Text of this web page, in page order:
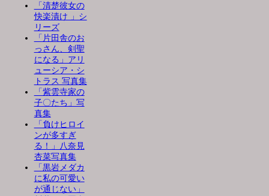
「清楚彼女の
快楽漬け 」シ
リーズ
「片田舎のお
っさん、剣聖
になる」アリ
ューシア・シ
トラス 写真集
「紫雲寺家の
子〇たち」写
真集
「負けヒロイ
ンが多すぎ
る！」八奈見
杏菜写真集
「黒岩メダカ
に私の可愛い
が通じない」